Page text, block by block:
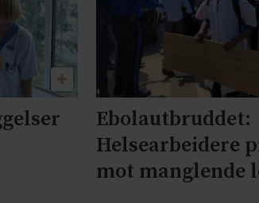
Ebolautbruddet:
Helsearbeidere
mot manglende